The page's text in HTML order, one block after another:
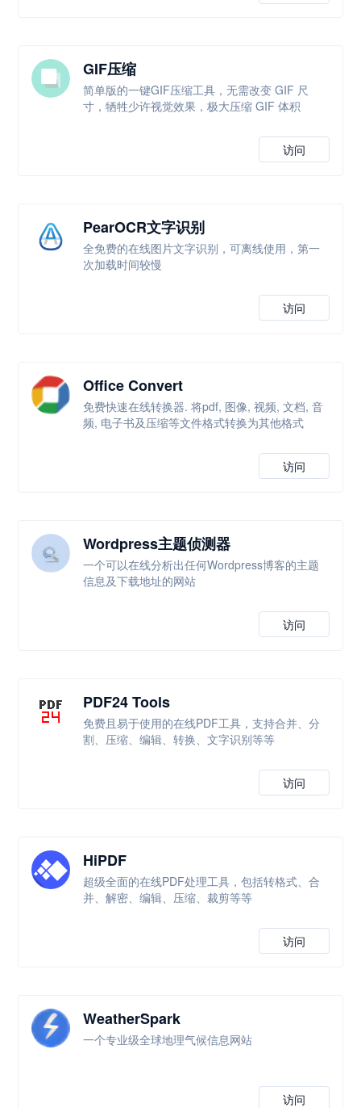
GIF压缩
简单版的一键GIF压缩工具，无需改变 GIF 尺
寸，牺牲少许视觉效果，极大压缩 GIF 体积
访问
PearOCR文字识别
全免费的在线图片文字识别，可离线使用，第一
次加载时间较慢
访问
Office Convert
免费快速在线转换器. 将pdf, 图像, 视频, 文档, 音
频, 电子书及压缩等文件格式转换为其他格式
访问
Wordpress主题侦测器
一个可以在线分析出任何Wordpress博客的主题
信息及下载地址的网站
访问
PDF24 Tools
免费且易于使用的在线PDF工具，支持合并、分
割、压缩、编辑、转换、文字识别等等
访问
HiPDF
超级全面的在线PDF处理工具，包括转格式、合
并、解密、编辑、压缩、裁剪等等
访问
WeatherSpark
一个专业级全球地理气候信息网站
访问